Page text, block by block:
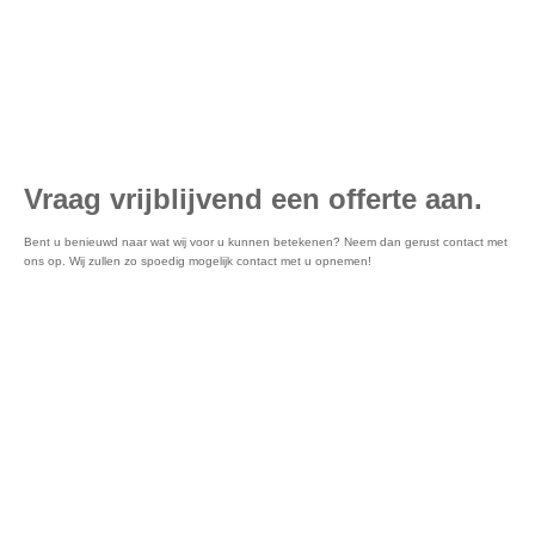
Vraag vrijblijvend een offerte aan.
Bent u benieuwd naar wat wij voor u kunnen betekenen? Neem dan gerust contact met
ons op. Wij zullen zo spoedig mogelijk contact met u opnemen!